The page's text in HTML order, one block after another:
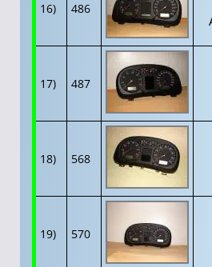
16) 486
17) 487
18) 568
19) 570